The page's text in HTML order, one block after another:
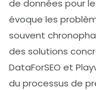
de données pour
évoque les
souvent
des solutions
DataForSEO et
du processus de